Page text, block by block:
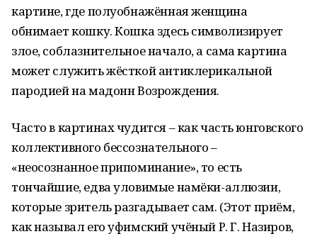
картине, где полуобнажённая женщина
обнимает кошку. Кошка здесь символизирует
злое, соблазнительное начало, а сама картина
может служить жёсткой антиклерикальной
пародией на мадонн Возрождения.
Часто в картинах чудится – как часть юнговского
коллективного бессознательного –
«неосознанное припоминание», то есть
тончайшие, едва уловимые намёки-аллюзии,
которые зритель разгадывает сам. (Этот приём,
как называл его уфимский учёный Р. Г. Назиров,